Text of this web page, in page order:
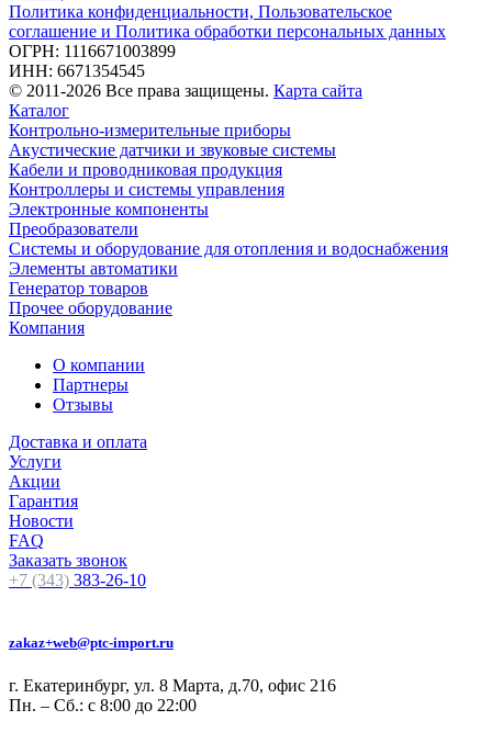
Политика конфиденциальности, Пользовательское
соглашение и Политика обработки персональных данных
ОГРН: 1116671003899
ИНН: 6671354545
© 2011-2026 Все права защищены. Карта сайта
Каталог
Контрольно-измерительные приборы
Акустические датчики и звуковые системы
Кабели и проводниковая продукция
Контроллеры и системы управления
Электронные компоненты
Преобразователи
Системы и оборудование для отопления и водоснабжения
Элементы автоматики
Генератор товаров
Прочее оборудование
Компания
О компании
Партнеры
Отзывы
Доставка и оплата
Услуги
Акции
Гарантия
Новости
FAQ
Заказать звонок
+7 (343) 383-26-10
zakaz+web@ptc-import.ru
г. Екатеринбург, ул. 8 Марта, д.70, офис 216
Пн. – Сб.: с 8:00 до 22:00